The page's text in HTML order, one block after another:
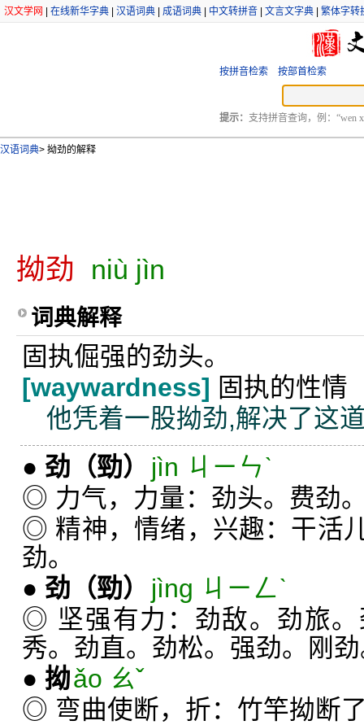
汉文学网 在线新华字典 汉语词典 成语词典 中文转拼音 文言文字典 繁体字转
按拼音检索 按部首检索
提示： 支持拼音查询，例：“wen
汉语词典> 拗劲的解释
拗劲 niù jìn
词典解释
固执倔强的劲头。
[waywardness] 固执的性情
他凭着一股拗劲,解决了这
● 劲 （勁）
jìn ㄐㄧㄣˋ
◎ 力气，力量：劲头。费劲
◎ 精神，情绪，兴趣：干活
劲。
● 劲 （勁）
jìng ㄐㄧㄥˋ
◎ 坚强有力：劲敌。劲旅
秀。劲直。劲松。强劲。刚
● 拗ǎo ㄠˇ
◎ 弯曲使断，折：竹竿拗断